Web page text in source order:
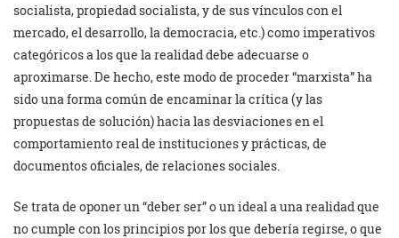
socialista, propiedad socialista, y de sus vínculos con el
mercado, el desarrollo, la democracia, etc.) como imperativos
categóricos a los que la realidad debe adecuarse o
aproximarse. De hecho, este modo de proceder “marxista” ha
sido una forma común de encaminar la crítica (y las
propuestas de solución) hacia las desviaciones en el
comportamiento real de instituciones y prácticas, de
documentos oficiales, de relaciones sociales.
Se trata de oponer un “deber ser” o un ideal a una realidad que
no cumple con los principios por los que debería regirse, o que